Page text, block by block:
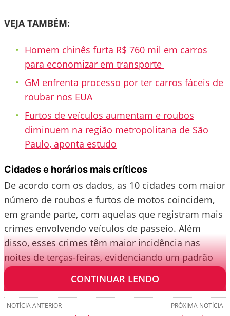
VEJA TAMBÉM:
Homem chinês furta R$ 760 mil em carros
para economizar em transporte
GM enfrenta processo por ter carros fáceis de
roubar nos EUA
Furtos de veículos aumentam e roubos
diminuem na região metropolitana de São
Paulo, aponta estudo
Cidades e horários mais críticos
De acordo com os dados, as 10 cidades com maior
número de roubos e furtos de motos coincidem,
em grande parte, com aquelas que registram mais
crimes envolvendo veículos de passeio. Além
disso, esses crimes têm maior incidência nas
noites de terças-feiras, evidenciando um padrão
de atuação dos criminosos.
CONTINUAR LENDO
PRÓXIMA NOTÍCIA
NOTÍCIA ANTERIOR